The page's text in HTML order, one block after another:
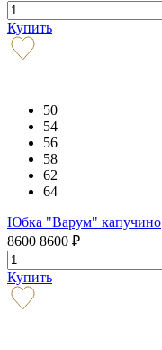
Купить
50
54
56
58
62
64
Юбка "Варум" капучино
8600 8600 ₽
Купить